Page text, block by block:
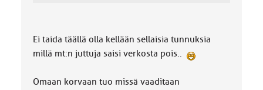
Ei taida täällä olla kellään sellaisia tunnuksia
millä mt:n juttuja saisi verkosta pois..
Omaan korvaan tuo missä vaaditaan